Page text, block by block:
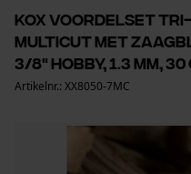
KOX voordelset
MultiCut met
3/8" Hobby, 1.3 mm, 30
Artikelnr.: XX8050-7MC